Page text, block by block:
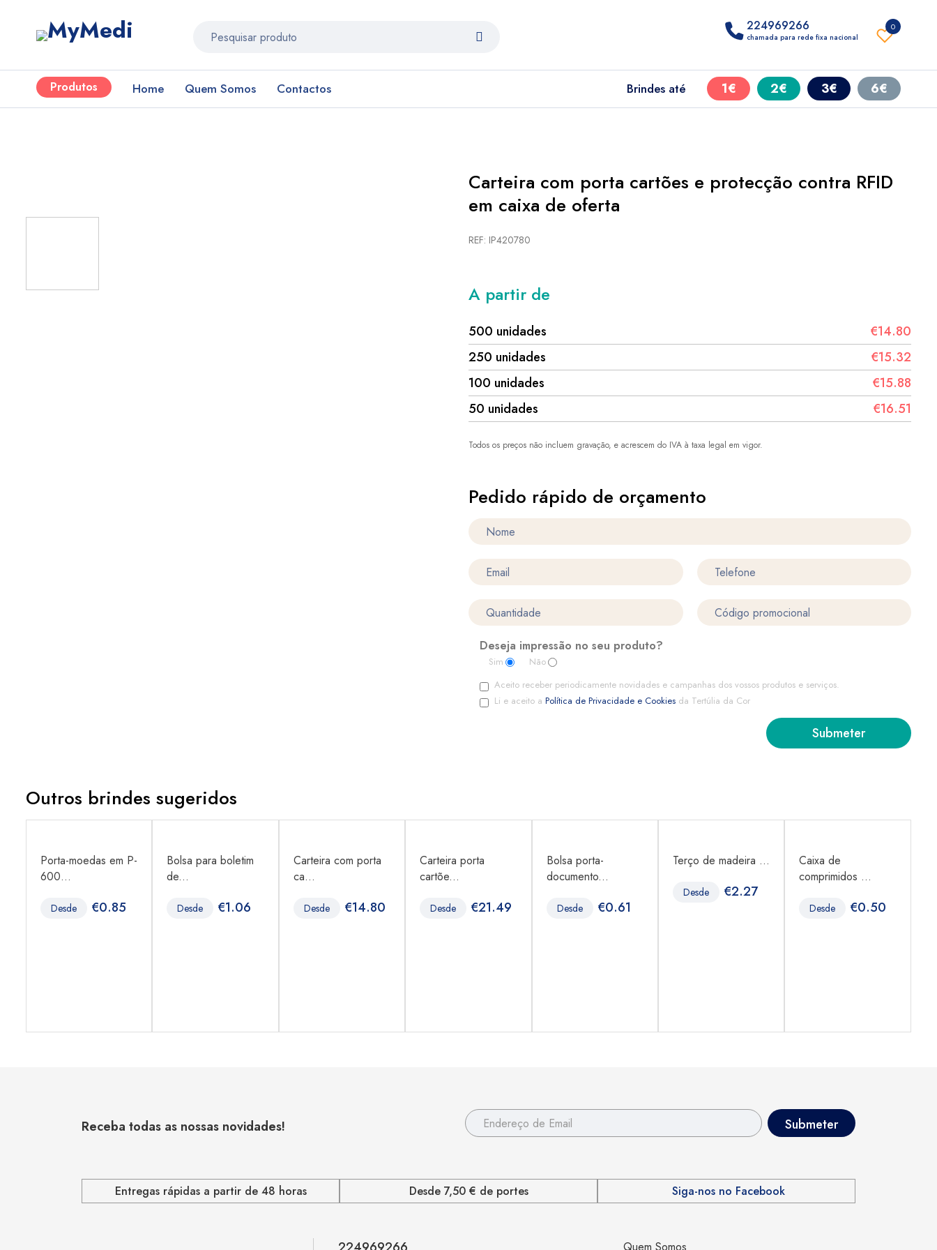
0
224969266
chamada para rede fixa nacional
Produtos Home Quem Somos Contactos Brindes até 1€ 2€ 3€ 6€
Carteira com porta cartões e protecção contra RFID
em caixa de oferta
REF: IP420780
A partir de
500 unidades
€14.80
250 unidades
€15.32
100 unidades
€15.88
50 unidades
€16.51
Todos os preços não incluem gravação, e acrescem do IVA à taxa legal em vigor.
Pedido rápido de orçamento
Deseja impressão no seu produto?
Sim
Não
Aceito receber periodicamente novidades e campanhas dos vossos produtos e serviços.
Li e aceito a Política de Privacidade e Cookies da Tertúlia da Cor
Outros brindes sugeridos
Porta-moedas em P-
600...
Desde €0.85
Bolsa para boletim
de...
Desde €1.06
Carteira com porta
ca...
Desde €14.80
Carteira porta
cartõe...
Desde €21.49
Bolsa porta-
documento...
Desde €0.61
Terço de madeira ...
Desde €2.27
Caixa de
comprimidos ...
Desde €0.50
Receba todas as nossas novidades!
Entregas rápidas a partir de 48 horas Desde 7,50 € de portes Siga-nos no Facebook